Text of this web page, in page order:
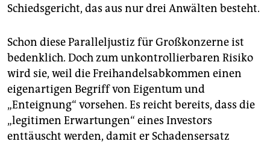
Schiedsgericht, das aus nur drei Anwälten besteht.
Schon diese Paralleljustiz für Großkonzerne ist
bedenklich. Doch zum unkontrollierbaren Risiko
wird sie, weil die Freihandelsabkommen einen
eigenartigen Begriff von Eigentum und
„Enteignung“ vorsehen. Es reicht bereits, dass die
„legitimen Erwartungen“ eines Investors
enttäuscht werden, damit er Schadensersatz